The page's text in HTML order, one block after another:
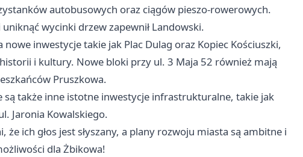
autobusowych oraz ciągów pieszo-rowerowych.
wycinki drzew zapewnił Landowski.
inwestycje takie jak Plac Dulag oraz Kopiec Kościuszki,
i kultury. Nowe bloki przy ul. 3 Maja 52 również mają
Pruszkowa.
także inne istotne inwestycje infrastrukturalne, takie jak
Jaronia Kowalskiego.
ich głos jest słyszany, a plany rozwoju miasta są ambitne i
dla Żbikowa!